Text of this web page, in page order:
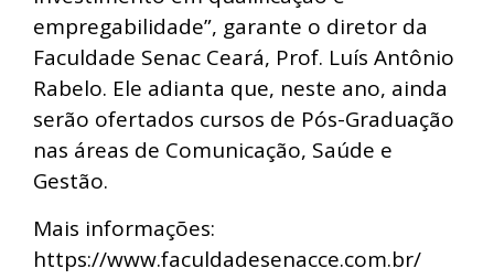
empregabilidade”, garante o diretor da
Faculdade Senac Ceará, Prof. Luís Antônio
Rabelo. Ele adianta que, neste ano, ainda
serão ofertados cursos de Pós-Graduação
nas áreas de Comunicação, Saúde e
Gestão.
Mais informações:
https://www.faculdadesenacce.com.br/